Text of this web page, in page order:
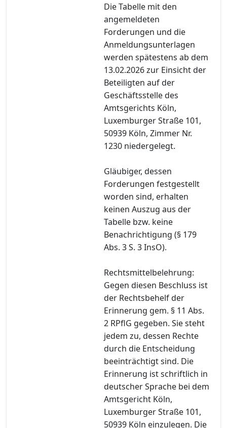
Die Tabelle mit den
angemeldeten
Forderungen und die
Anmeldungsunterlagen
werden spätestens ab dem
13.02.2026 zur Einsicht der
Beteiligten auf der
Geschäftsstelle des
Amtsgerichts Köln,
Luxemburger Straße 101,
50939 Köln, Zimmer Nr.
1230 niedergelegt.
Gläubiger, dessen
Forderungen festgestellt
worden sind, erhalten
keinen Auszug aus der
Tabelle bzw. keine
Benachrichtigung (§ 179
Abs. 3 S. 3 InsO).
Rechtsmittelbelehrung:
Gegen diesen Beschluss ist
der Rechtsbehelf der
Erinnerung gem. § 11 Abs.
2 RPflG gegeben. Sie steht
jedem zu, dessen Rechte
durch die Entscheidung
beeinträchtigt sind. Die
Erinnerung ist schriftlich in
deutscher Sprache bei dem
Amtsgericht Köln,
Luxemburger Straße 101,
50939 Köln einzulegen. Die